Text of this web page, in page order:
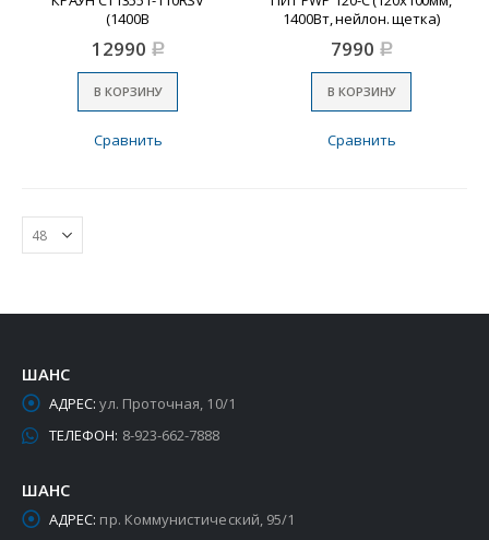
(1400В
12990 Р
В КОРЗИНУ
Сравнить
1400Вт, нейлон. щетка)
7990 Р
В КОРЗИНУ
Сравнить
ШАНС
АДРЕС: ул. Проточная, 10/1
ТЕЛЕФОН: 8-923-662-7888
ШАНС
АДРЕС: пр. Коммунистический, 95/1